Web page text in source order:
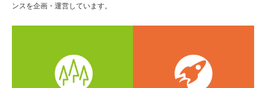
ンスを企画・運営しています。